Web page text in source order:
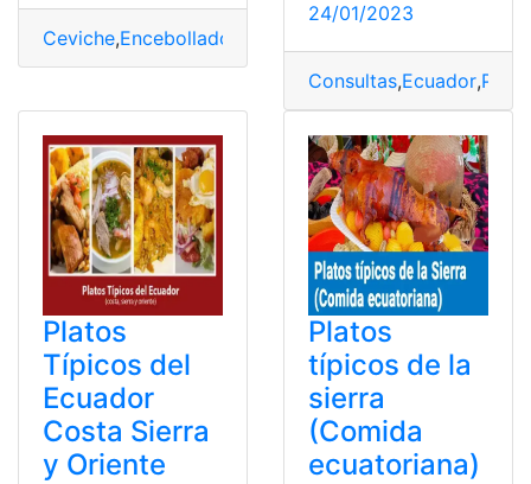
Ceviche,Encebollado
24/01/2023
Consultas,Ecuador,
Platos
Típicos del
Ecuador
Costa Sierra
y Oriente
Platos
típicos de la
sierra
(Comida
ecuatoriana)